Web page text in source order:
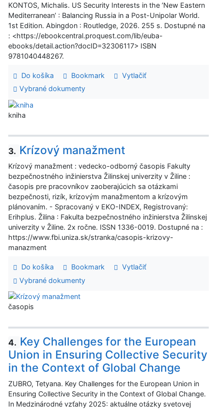
KONTOS, Michalis. US Security Interests in the ’New Eastern
Mediterranean’ : Balancing Russia in a Post-Unipolar World.
1st Edition. Abingdon : Routledge, 2026. 255 s. Dostupné na
: <https://ebookcentral.proquest.com/lib/euba-
ebooks/detail.action?docID=32306117> ISBN
9781040448267.
Do košíka Bookmark
Vytlačiť
Vybrané dokumenty
kniha
3. Krízový manažment
Krízový manažment : vedecko-odborný časopis Fakulty
bezpečnostného inžinierstva Žilinskej univerzity v Žiline :
časopis pre pracovníkov zaoberajúcich sa otázkami
bezpečnosti, rizík, krízovým manažmentom a krízovým
plánovaním. - Spracovaný v EKO-INDEX, Registrovaný:
Erihplus. Žilina : Fakulta bezpečnostného inžinierstva Žilinskej
univerzity v Žiline. 2x ročne. ISSN 1336-0019. Dostupné na :
https://www.fbi.uniza.sk/stranka/casopis-krizovy-
manazment
Do košíka Bookmark
Vytlačiť
Vybrané dokumenty
časopis
4. Key Challenges for the European
Union in Ensuring Collective Security
in the Context of Global Change
ZUBRO, Tetyana. Key Challenges for the European Union in
Ensuring Collective Security in the Context of Global Change.
In Medzinárodné vzťahy 2025: aktuálne otázky svetovej